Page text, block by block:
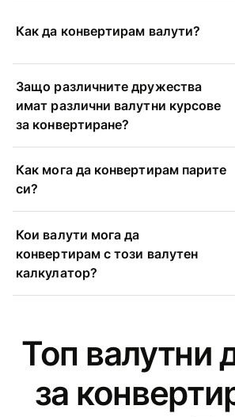
Как да конвертирам валути?
Защо различните дружества
имат различни валутни курсове
за конвертиране?
Как мога да конвертирам парите
си?
Кои валути мога да
конвертирам с този валутен
калкулатор?
Топ валутни
за